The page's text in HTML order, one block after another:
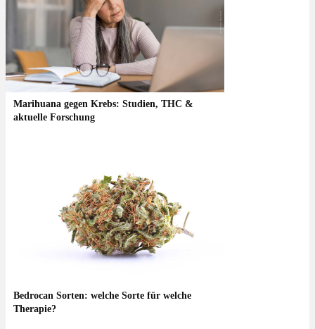
Marihuana gegen Krebs: Studien, THC &
aktuelle Forschung
Bedrocan Sorten: welche Sorte für welche
Therapie?